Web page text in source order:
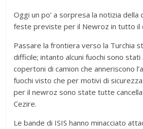
Oggi un po’ a sorpresa la notizia della
feste previste per il Newroz in tutto il
Passare la frontiera verso la Turchia
difficile; intanto alcuni fuochi sono stati
copertoni di camion che anneriscono
fuochi visto che per motivi di
per il newroz sono state tutte
Cezire.
Le bande di ISIS hanno minacciato